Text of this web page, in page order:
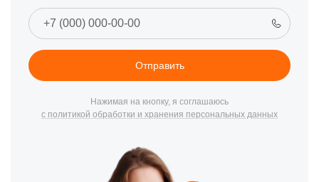
падений.
Программные сбои. Регулярно обновляйте вашу
операционную систему и приложения, чтобы уменьшить
вероятность сбоев.
Избегайте оставлять ваш сотовый на прямом
солнечном свете или в замкнутых пространствах без
вентиляции.
Как связаться с нами
Для заказа услуг или консультации вы можете связаться с
нашим сервисным центром по номеру телефона +7 (343) 288-
09-88 или посетить нас по адресу ​Вайнера, 9. Наши
Отправить
Нажимая на кнопку, я соглашаюсь
с политикой обработки и хранения персональных данных